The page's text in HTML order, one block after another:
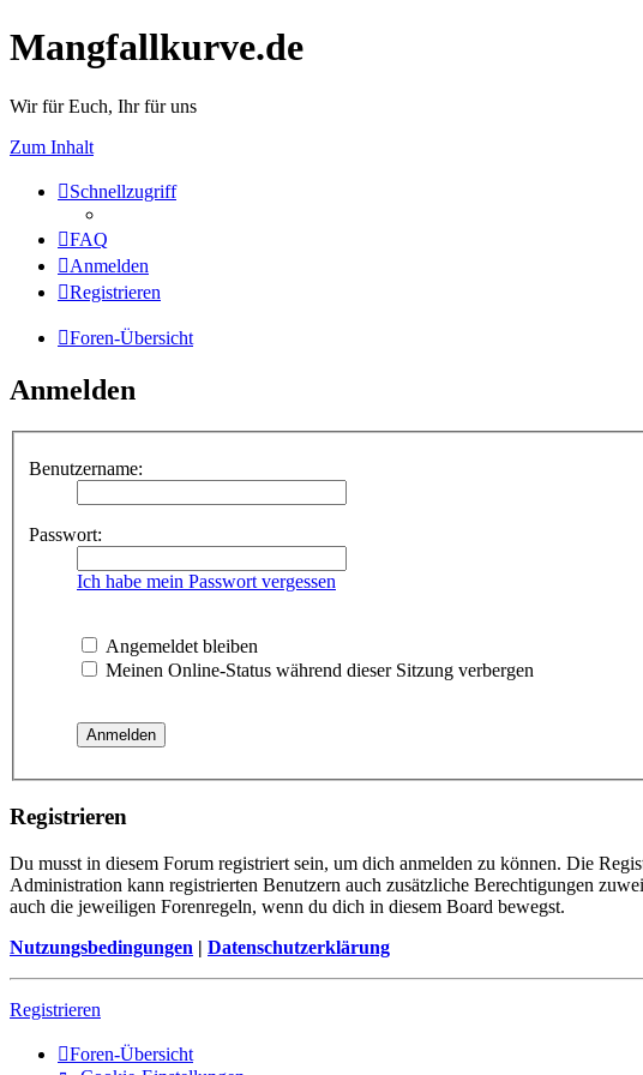
Mangfallkurve.de
Wir für Euch, Ihr für uns
Zum Inhalt
Schnellzugriff
FAQ
Anmelden
Registrieren
Foren-Übersicht
Anmelden
Benutzername:
Passwort:
Ich habe mein Passwort vergessen
Angemeldet bleiben
Meinen Online-Status während dieser Sitzung verbergen
Registrieren
Du musst in diesem Forum registriert sein, um dich anmelden zu können. Die
Administration kann registrierten Benutzern auch zusätzliche Berechtigungen
auch die jeweiligen Forenregeln, wenn du dich in diesem Board bewegst.
Nutzungsbedingungen | Datenschutzerklärung
Registrieren
Foren-Übersicht